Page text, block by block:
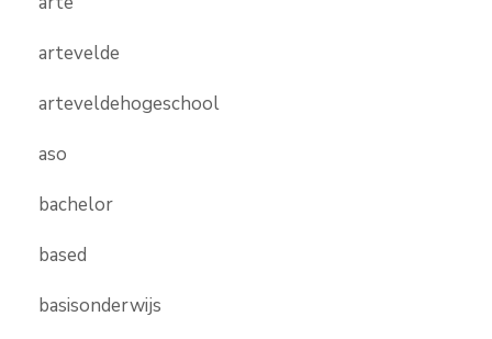
artevelde
arteveldehogeschool
aso
bachelor
based
basisonderwijs